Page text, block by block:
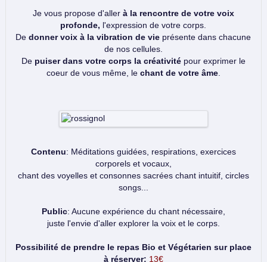
Je vous propose d'aller à la rencontre de votre voix
profonde, l'expression de votre corps.
Dedonner voix à la vibration de vie présente dans chacune
de nos cellules.
De puiser dans votre corps la créativitépour exprimer le
coeur de vous même, lechant de votre âme.
Contenu: Méditations guidées, respirations, exercices
corporels et vocaux,
chant des voyelles et consonnes sacrées chant intuitif, circles
songs...
Public: Aucune expérience du chant nécessaire,
juste l'envie d'aller explorer la voix et le corps.
Possibilité de prendre le repas Bio et Végétarien sur place
à réserver: 13€